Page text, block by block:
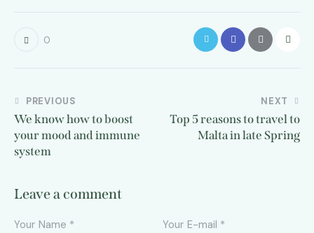
0
PREVIOUS
We know how to boost
your mood and immune
system
NEXT
Top 5 reasons to travel to
Malta in late Spring
Leave a comment